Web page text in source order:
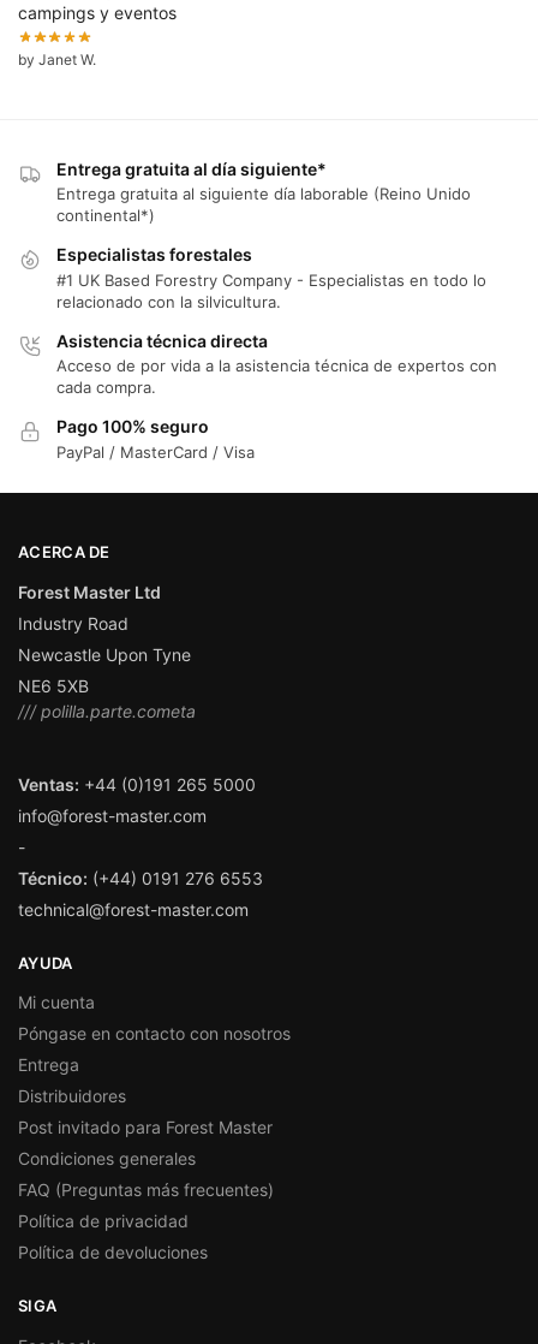
campings y eventos
by Janet W.
Entrega gratuita al día siguiente*
Entrega gratuita al siguiente día laborable (Reino Unido
continental*)
Especialistas forestales
#1 UK Based Forestry Company - Especialistas en todo lo
relacionado con la silvicultura.
Asistencia técnica directa
Acceso de por vida a la asistencia técnica de expertos con
cada compra.
Pago 100% seguro
PayPal / MasterCard / Visa
ACERCA DE
Forest Master Ltd
Industry Road
Newcastle Upon Tyne
NE6 5XB
/// polilla.parte.cometa
Ventas: +44 (0)191 265 5000
info@forest-master.com
-
Técnico: (+44) 0191 276 6553
technical@forest-master.com
AYUDA
Mi cuenta
Póngase en contacto con nosotros
Entrega
Distribuidores
Post invitado para Forest Master
Condiciones generales
FAQ (Preguntas más frecuentes)
Política de privacidad
Política de devoluciones
SIGA